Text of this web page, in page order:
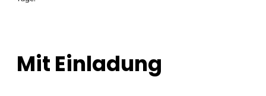
Mit Einladung